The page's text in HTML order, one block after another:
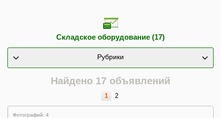
Складское оборудование (17)
Рубрики
Найдено 17 объявлений
1 2
Фотографий: 4